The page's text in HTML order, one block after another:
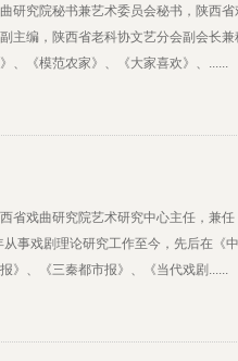
研究院秘书兼艺术委员会秘书，陕西
主编，陕西省老科协文艺分会副会长
、《模范农家》、《大家喜欢》、......
省戏曲研究院艺术研究中心主任，兼
事戏剧理论研究工作至今，先后在《
》、《三秦都市报》、《当代戏剧......